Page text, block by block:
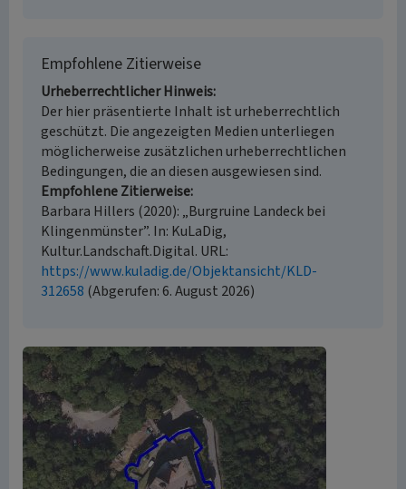
Empfohlene Zitierweise
Urheberrechtlicher Hinweis
Der hier präsentierte Inhalt ist urheberrechtlich
geschützt. Die angezeigten Medien unterliegen
möglicherweise zusätzlichen urheberrechtlichen
Bedingungen, die an diesen ausgewiesen sind.
Empfohlene Zitierweise
Barbara Hillers (2020): „Burgruine Landeck bei
Klingenmünster”. In: KuLaDig,
Kultur.Landschaft.Digital. URL:
https://www.kuladig.de/Objektansicht/KLD-
312658 (Abgerufen: 6. August 2026)